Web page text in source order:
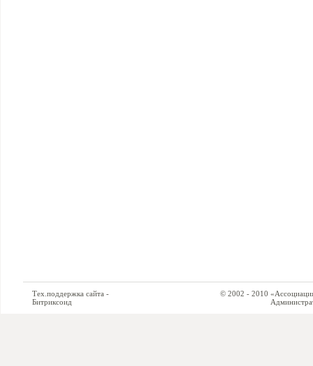
Тех.поддержка сайта -
Битриксоид
© 2002 - 2010 «Ассоциация